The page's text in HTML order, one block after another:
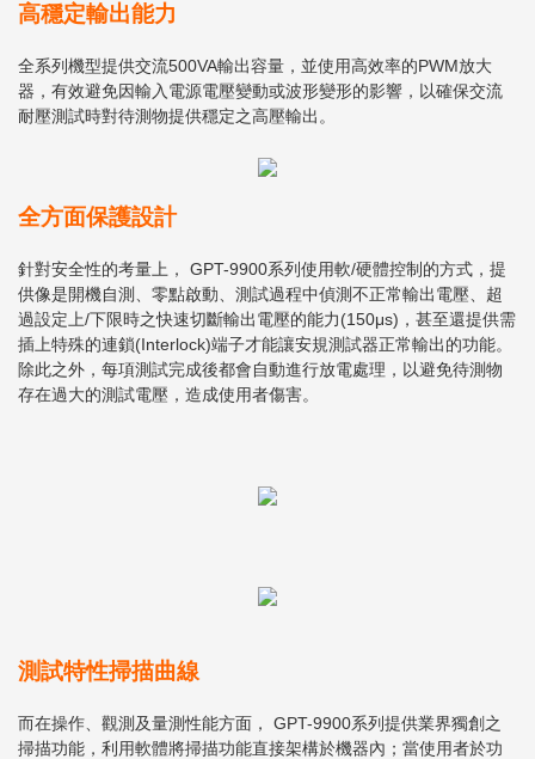
高穩定輸出能力
全系列機型提供交流500VA輸出容量，並使用高效率的PWM放大
器，有效避免因輸入電源電壓變動或波形變形的影響，以確保交流
耐壓測試時對待測物提供穩定之高壓輸出。
全方面保護設計
針對安全性的考量上， GPT-9900系列使用軟/硬體控制的方式，提
供像是開機自測、零點啟動、測試過程中偵測不正常輸出電壓、超
過設定上/下限時之快速切斷輸出電壓的能力(150μs)，甚至還提供需
插上特殊的連鎖(Interlock)端子才能讓安規測試器正常輸出的功能。
除此之外，每項測試完成後都會自動進行放電處理，以避免待測物
存在過大的測試電壓，造成使用者傷害。
測試特性掃描曲線
而在操作、觀測及量測性能方面， GPT-9900系列提供業界獨創之
掃描功能，利用軟體將掃描功能直接架構於機器內；當使用者於功